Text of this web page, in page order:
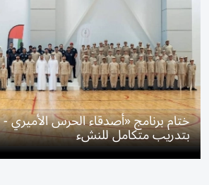
بتدريب متكامل للنشء